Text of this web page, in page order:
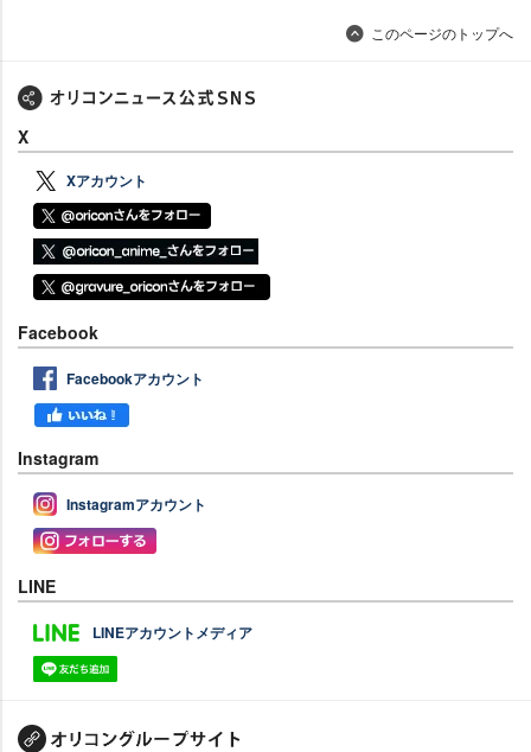
このページのトップへ
X
Xアカウント
Facebook
Facebookアカウント
Instagram
Instagramアカウント
LINE
LINEアカウントメディア